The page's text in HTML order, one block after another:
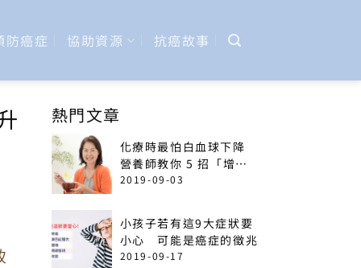
防癌症 協助資源 抗癌故事
熱門文章
化療時最怕白血球下降
營養師教你 5 招「增加
免疫力」菜單
2019-09-03
小孩子若有這9大症狀要
小心 可能是癌症的徵兆
2019-09-17